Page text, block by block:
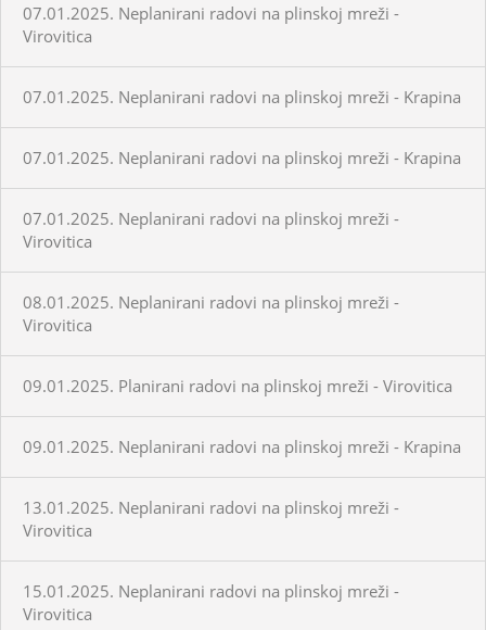
07.01.2025. Neplanirani radovi na plinskoj mreži -
Virovitica
07.01.2025. Neplanirani radovi na plinskoj mreži - Krapina
07.01.2025. Neplanirani radovi na plinskoj mreži - Krapina
07.01.2025. Neplanirani radovi na plinskoj mreži -
Virovitica
08.01.2025. Neplanirani radovi na plinskoj mreži -
Virovitica
09.01.2025. Planirani radovi na plinskoj mreži - Virovitica
09.01.2025. Neplanirani radovi na plinskoj mreži - Krapina
13.01.2025. Neplanirani radovi na plinskoj mreži -
Virovitica
15.01.2025. Neplanirani radovi na plinskoj mreži -
Virovitica